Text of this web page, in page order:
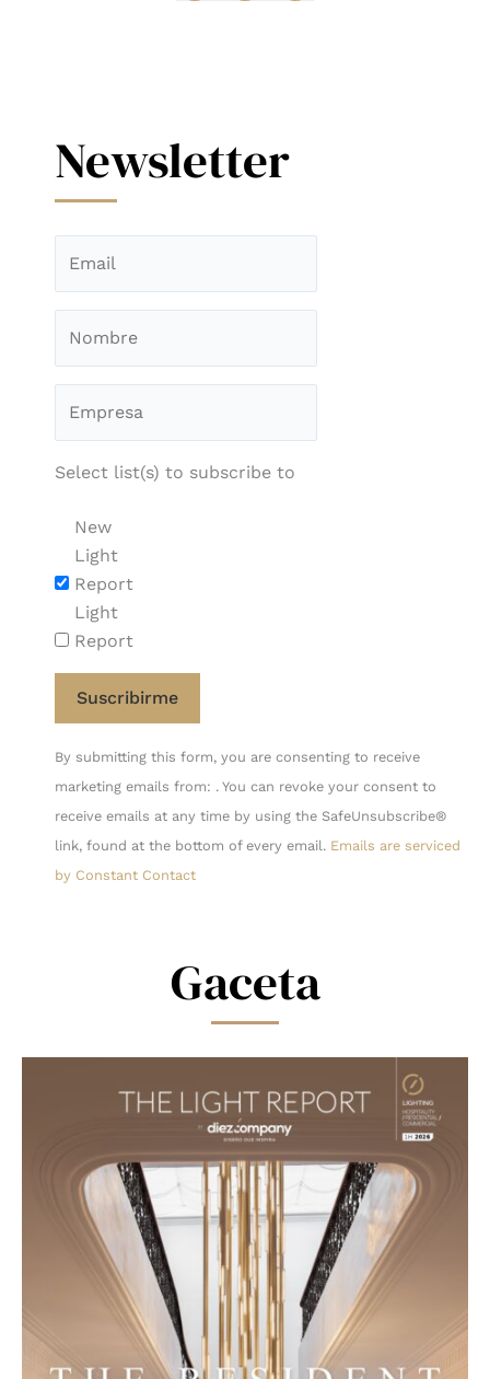
Newsletter
Select list(s) to subscribe to
New
Light
Report
Light
Report
Constant
Contact
Use.
Please
leave
By submitting this form, you are consenting to receive
marketing emails from: . You can revoke your consent to
receive emails at any time by using the SafeUnsubscribe®
link, found at the bottom of every email. Emails are serviced
by Constant Contact
Gaceta